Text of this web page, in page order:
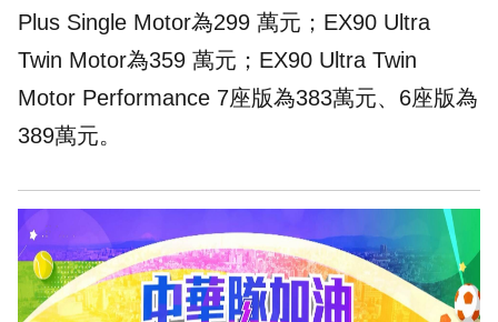
Plus Single Motor為299 萬元；EX90 Ultra
Twin Motor為359 萬元；EX90 Ultra Twin
Motor Performance 7座版為383萬元、6座版為
389萬元。